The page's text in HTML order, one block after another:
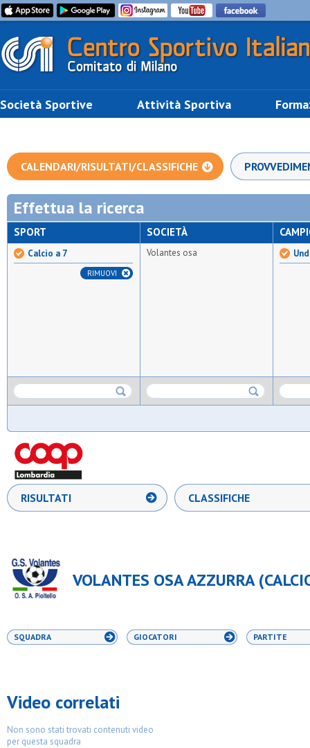
Società Sportive Attività Sportiva
CALENDARI/RISULTATI/CLASSIFICHE
Effettua la ricerca
SPORT
Calcio a 7
RIMUOVI
SOCIETÀ
Volantes osa
RISULTATI CLASSIFICHE
VOLANTES OSA AZZURRA
SQUADRA GIOCATORI PARTITE
Video correlati
Non sono stati trovati contenuti video
per questa squadra